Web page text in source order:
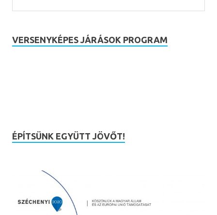
VERSENYKÉPES JÁRÁSOK PROGRAM
ÉPÍTSÜNK EGYÜTT JÖVŐT!